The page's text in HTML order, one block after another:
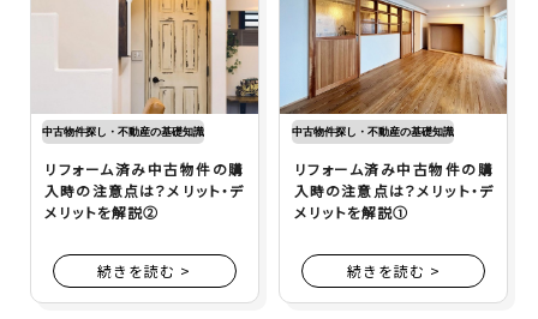
中古物件探し・不動産の基礎知識
リフォーム済み中古物件の購
入時の注意点は？メリット・デ
メリットを解説②
続きを読む >
中古物件探し・不動産の基礎知識
リフォーム済み中古物件の購
入時の注意点は？メリット・デ
メリットを解説①
続きを読む >